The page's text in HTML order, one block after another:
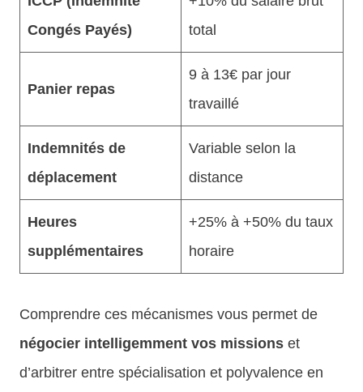
Congés Payés)
total
Panier repas
9 à 13€ par jour
travaillé
Indemnités de
déplacement
Variable selon la
distance
Heures
supplémentaires
+25% à +50% du taux
horaire
Comprendre ces mécanismes vous permet de
négocier intelligemment vos missions et
d’arbitrer entre spécialisation et polyvalence en